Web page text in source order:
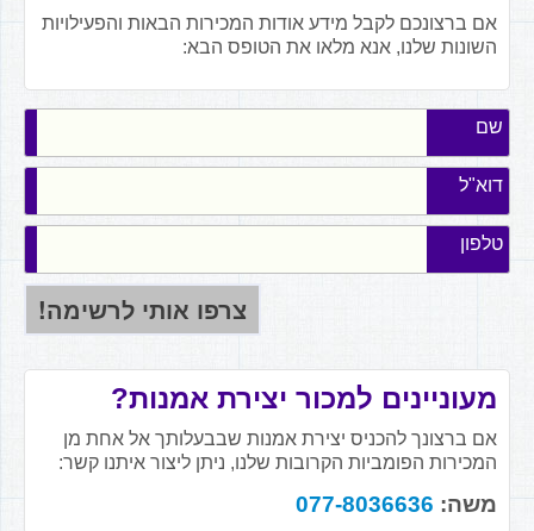
אם ברצונכם לקבל מידע אודות המכירות הבאות והפעילויות
השונות שלנו, אנא מלאו את הטופס הבא:
שם
דוא"ל
טלפון
מעוניינים למכור יצירת אמנות?
אם ברצונך להכניס יצירת אמנות שבבעלותך אל אחת מן
המכירות הפומביות הקרובות שלנו, ניתן ליצור איתנו קשר:
משה: 077-8036636